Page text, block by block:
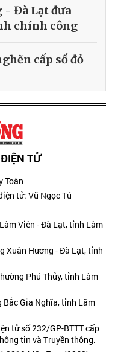
- Đà Lạt đưa
chính công
cấp sổ đỏ
TỬ
Toàn
tử: Vũ Ngọc Tú
Viên - Đà Lạt, tỉnh Lâm
Xuân Hương - Đà Lạt, tỉnh
Phú Thủy, tỉnh Lâm
Bắc Gia Nghĩa, tỉnh Lâm
tử số 232/GP-BTTT cấp
tin và Truyền thông.